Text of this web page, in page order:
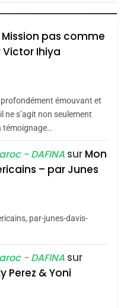
ET RÉSILIENTE :
JE REVENDIQUE
par Thérèse
MANQUE –
Hadida
Les amandes de
le miel de Tadla
– Vanessa
Stauber
Mission pas comme
Victor Ihiya
émouvant et
ne s’agit non seulement
témoignage…
- DAFINA sur Mon
– par Junes
par-junes-davis-
- DAFINA sur
Perez & Yoni